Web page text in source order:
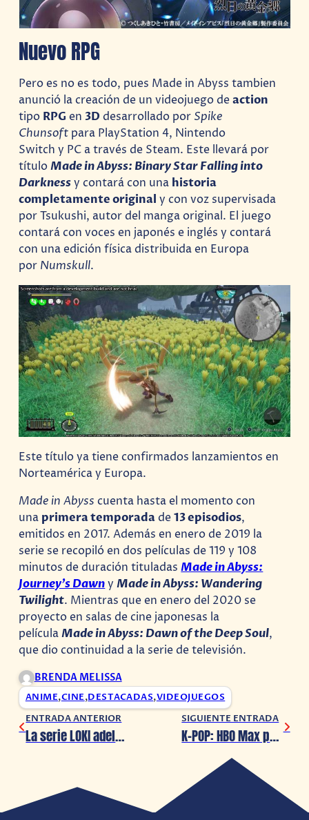
Nuevo RPG
Pero es no es todo, pues Made in Abyss tambien
anunció la creación de un videojuego deaction
tipo RPG en 3D desarrollado por Spike
Chunsoft para PlayStation 4, Nintendo
Switch y PC a través de Steam. Este llevará por
títuloMade in Abyss: Binary Star Falling into
Darknessy contará con una historia
completamente original y con voz supervisada
por Tsukushi, autor del manga original. El juego
contará con voces en japonés e inglés y contará
con una edición física distribuida en Europa
por Numskull.
Este título ya tiene confirmados lanzamientos en
Norteamérica y Europa.
Made in Abyss cuenta hasta el momento con
una primera temporadade13 episodios,
emitidos en 2017. Además en enero de 2019 la
serie se recopiló en dos películas de 119 y 108
minutos de duración tituladasMade in Abyss:
Journey’s DawnyMade in Abyss: Wandering
Twilight. Mientras que en enero del 2020 se
proyecto en salas de cine japonesas la
películaMade in Abyss: Dawn of the Deep Soul,
que dio continuidad a la serie de televisión.
BRENDA MELISSA
ANIME,CINE,DESTACADAS,VIDEOJUEGOS
ENTRADA ANTERIOR
La serie LOKI adelanta su estreno en Disney+
SIGUIENTE ENTRADA
K-POP: HBO Max prepara reality para encontrar la primera boy band en Latinoamérica